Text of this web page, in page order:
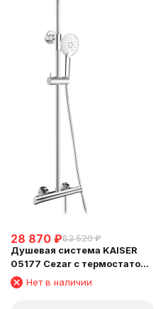
28 870 ₽63 520 ₽
Душевая система KAISER
05177 Cezar с термостатом
6282Нет в наличии